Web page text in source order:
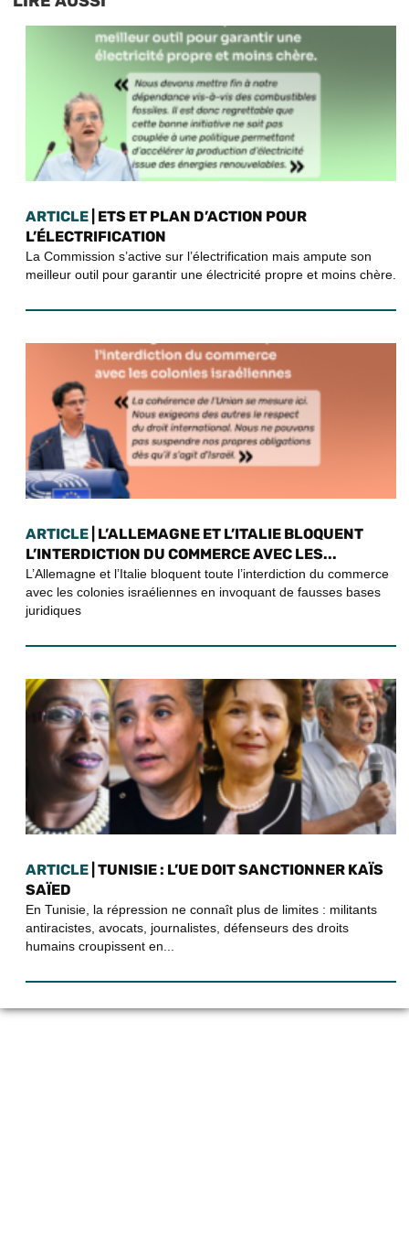
ARTICLE | ETS ET PLAN D’ACTION POUR
L’ÉLECTRIFICATION
La Commission s’active sur l’électrification mais ampute son
meilleur outil pour garantir une électricité propre et moins chère.
ARTICLE | L’ALLEMAGNE ET L’ITALIE BLOQUENT
L’INTERDICTION DU COMMERCE AVEC LES...
L’Allemagne et l’Italie bloquent toute l’interdiction du commerce
avec les colonies israéliennes en invoquant de fausses bases
juridiques
ARTICLE | TUNISIE : L’UE DOIT SANCTIONNER KAÏS
SAÏED
En Tunisie, la répression ne connaît plus de limites : militants
antiracistes, avocats, journalistes, défenseurs des droits
humains croupissent en...